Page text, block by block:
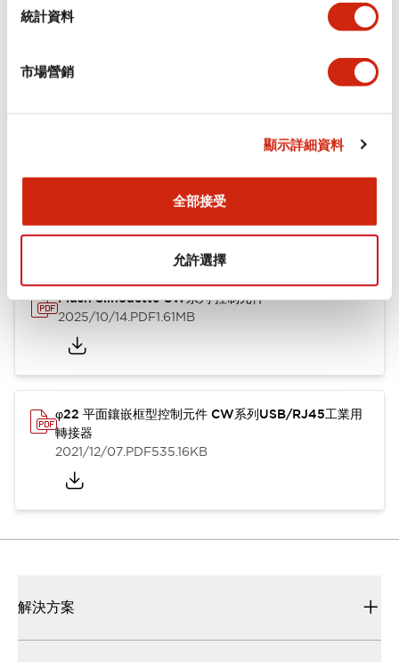
統計資料
市場營銷
顯示詳細資料
全部接受
允許選擇
機械規格
型錄和宣傳手冊 CAD檔 認證與標準
Flush Silhouette CW系列 控制元件
2025/10/14.PDF1.61MB
φ22 平面鑲嵌框型控制元件 CW系列USB/RJ45工業用
轉接器
2021/12/07.PDF535.16KB
解決方案